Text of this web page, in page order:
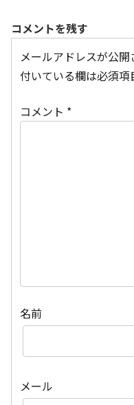
コメントを残す
メールアドレスが公開
付いている欄は必須項
コメント *
名前
メール